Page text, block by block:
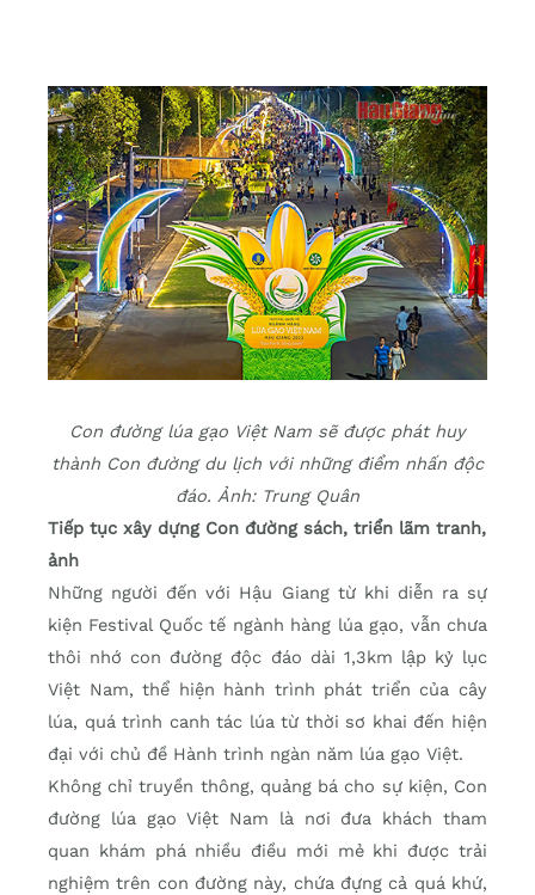
Con đường lúa gạo Việt Nam sẽ được phát huy
thành Con đường du lịch với những điểm nhấn độc
đáo. Ảnh: Trung Quân
Tiếp tục xây dựng Con đường sách, triển lãm tranh,
ảnh
Những người đến với Hậu Giang từ khi diễn ra sự
kiện Festival Quốc tế ngành hàng lúa gạo, vẫn chưa
thôi nhớ con đường độc đáo dài 1,3km lập kỷ lục
Việt Nam, thể hiện hành trình phát triển của cây
lúa, quá trình canh tác lúa từ thời sơ khai đến hiện
đại với chủ đề Hành trình ngàn năm lúa gạo Việt.
Không chỉ truyền thông, quảng bá cho sự kiện, Con
đường lúa gạo Việt Nam là nơi đưa khách tham
quan khám phá nhiều điều mới mẻ khi được trải
nghiệm trên con đường này, chứa đựng cả quá khứ,